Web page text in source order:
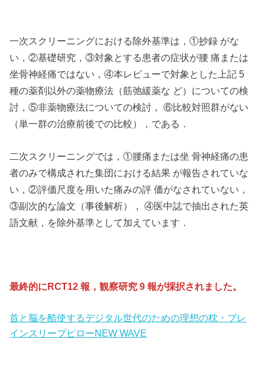
一次スクリーニングにおける除外基準は，①抄録 がな
い，②基礎研究，③対象とする患者の症状が腰 痛または
坐骨神経痛ではない，④本レビューで対象とした上記 5
種の薬剤以外の薬物療法（筋弛緩薬な ど）についての検
討，⑤非薬物療法についての検討， ⑥比較対照群がない
（単一群の治療前後での比較），である．
二次スクリーニングでは，①腰痛または坐 骨神経痛の患
者のみで構成された集団における結果 が報告されていな
い，②評価尺度を用いた痛みの評 価がなされていない，
③副次的な論文（事後解析）， ④医中誌で抽出された英
語文献，を除外基準として加えています．
最終的にRCT12 報，観察研究 9 報が採択されました。
首と脳を酷使するデジタル世代のための理想の枕・ブレ
インスリープピローNEW WAVE